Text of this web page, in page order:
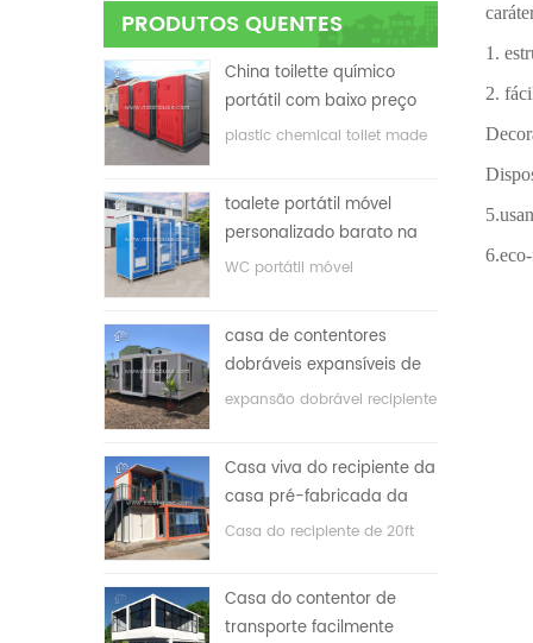
PRODUTOS QUENTES
China toilette químico
portátil com baixo preço
plastic chemical toilet made
toalete portátil móvel
personalizado barato na
China para o local de
WC portátil móvel
casa de contentores
dobráveis ​​expansíveis de
baixo preço
expansão dobrável recipiente
Casa viva do recipiente da
casa pré-fabricada da
prova de fogo de 20ft em
Casa do recipiente de 20ft
Casa do contentor de
transporte facilmente
1.
2.